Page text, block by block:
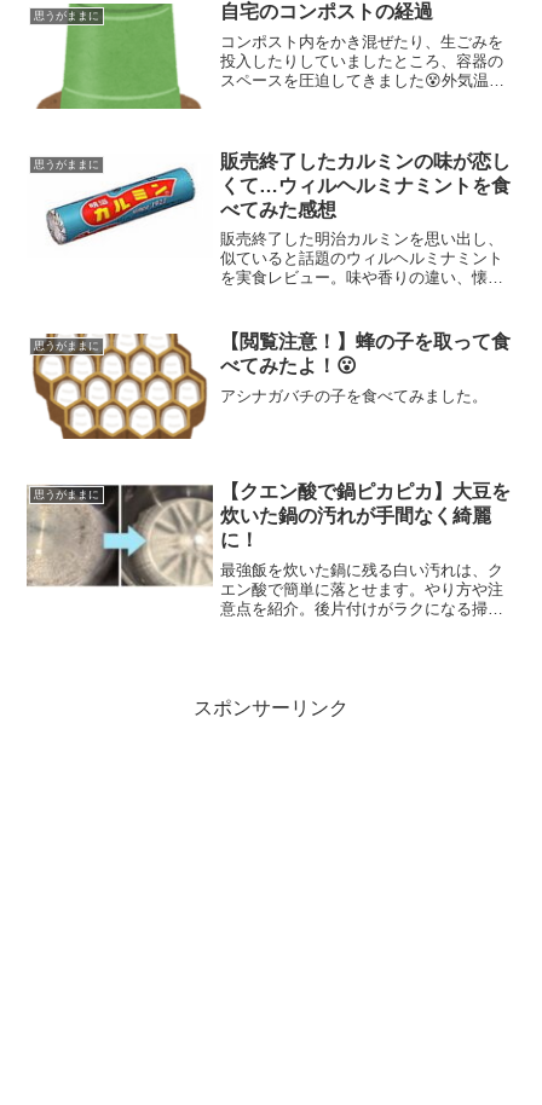
思うがままに 自宅のコンポストの経過
コンポスト内をかき混ぜたり、生ごみを
投入したりしていましたところ、容器の
スペースを圧迫してきました😵外気温が
ったためにコンポストをかき混ぜるのも
ままならない状態になってしまいまし
た。
思うがままに
販売終了したカルミンの味が恋し
くて…ウィルヘルミナミントを食
べてみた感想
販売終了した明治カルミンを思い出し、
似ていると話題のウィルヘルミナミント
を実食レビュー。味や香りの違い、懐か
思うがままに
【閲覧注意！】蜂の子を取って食
べてみたよ！😮
アシナガバチの子を食べてみました。
思うがままに
【クエン酸で鍋ピカピカ】大豆を
炊いた鍋の汚れが手間なく綺麗
に！
最強飯を炊いた鍋に残る白い汚れは、ク
エン酸で簡単に落とせます。やり方や注
意点を紹介。後片付けがラクになる掃除
スポンサーリンク